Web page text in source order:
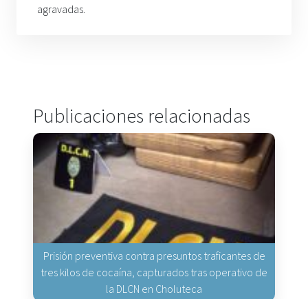
agravadas.
Publicaciones relacionadas
Prisión preventiva contra presuntos traficantes de
tres kilos de cocaína, capturados tras operativo de
la DLCN en Choluteca